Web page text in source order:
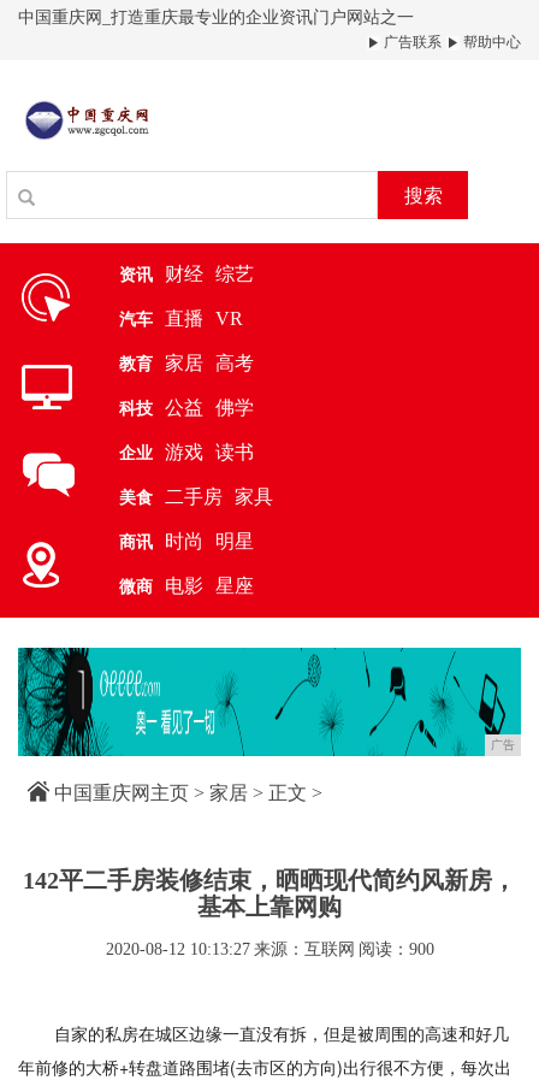
中国重庆网_打造重庆最专业的企业资讯门户网站之一
广告联系 帮助中心
搜索
资讯 财经 综艺
汽车 直播 VR
教育 家居 高考
科技 公益 佛学
企业 游戏 读书
美食 二手房 家具
商讯 时尚 明星
微商 电影 星座
广告
中国重庆网主页 > 家居 > 正文 >
142平二手房装修结束，晒晒现代简约风新房，
基本上靠网购
2020-08-12 10:13:27 来源：互联网 阅读：900
自家的私房在城区边缘一直没有拆，但是被周围的高速和好几
年前修的大桥+转盘道路围堵(去市区的方向)出行很不方便，每次出